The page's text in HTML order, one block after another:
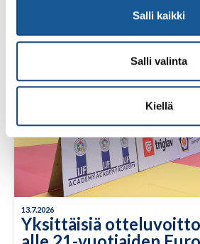
Salli kaikki
Salli valinta
Kiellä
13.7.2026
Yksittäisiä